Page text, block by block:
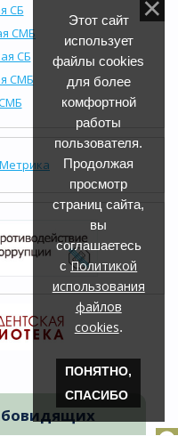
СБ
СМБ
СБ
СМБ
Этот сайт
использует
файлы cookies
для более
комфортной
работы
пользователя.
Продолжая
просмотр
страниц сайта,
вы
соглашаетесь
сПолитикой
использования
файлов
cookies.
ПОНЯТНО,
СПАСИБО